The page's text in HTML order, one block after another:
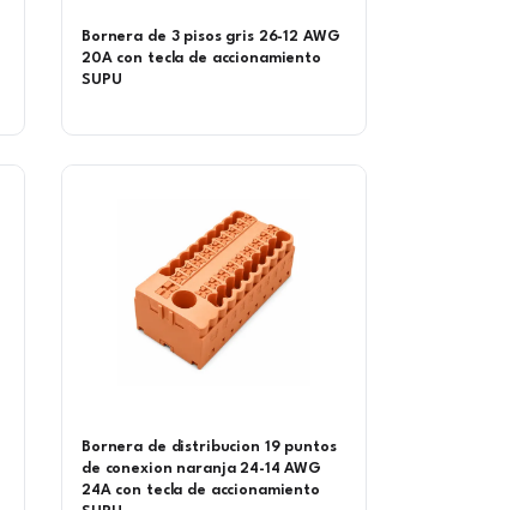
Bornera de 3 pisos gris 26-12 AWG
20A con tecla de accionamiento
SUPU
Bornera de distribucion 19 puntos
de conexion naranja 24-14 AWG
24A con tecla de accionamiento